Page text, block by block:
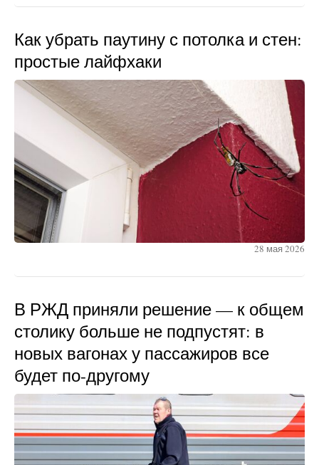
Как убрать паутину с потолка и стен:
простые лайфхаки
28 мая 2026
В РЖД приняли решение — к общем
столику больше не подпустят: в
новых вагонах у пассажиров все
будет по-другому